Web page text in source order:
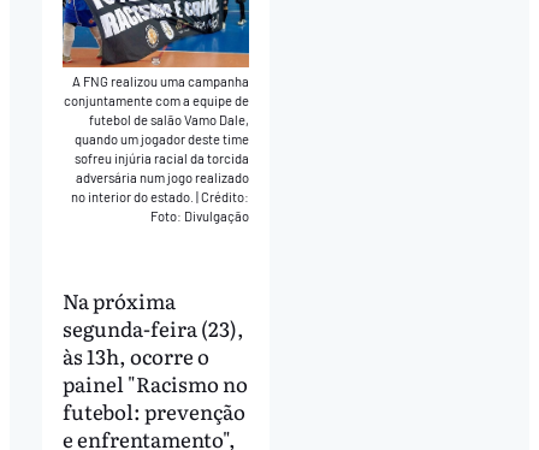
A FNG realizou uma campanha
conjuntamente com a equipe de
futebol de salão Vamo Dale,
quando um jogador deste time
sofreu injúria racial da torcida
adversária num jogo realizado
no interior do estado.|Crédito:
Foto: Divulgação
Na próxima
segunda-feira (23),
às 13h, ocorre o
painel "Racismo no
futebol: prevenção
e enfrentamento",